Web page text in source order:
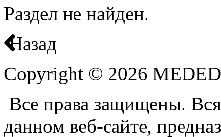
Раздел не найден.
Назад
Copyright © 2026
Все права защищены.
данном веб-сайте,